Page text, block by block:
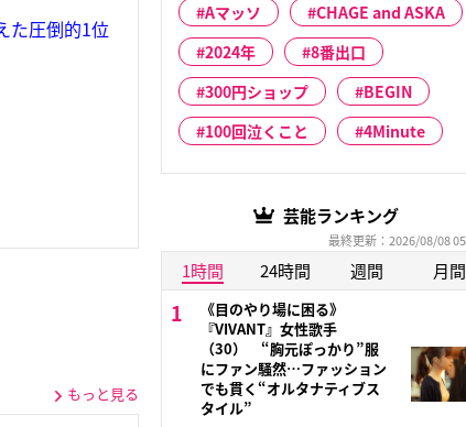
た圧倒的1位
もっと見る
Aマッソ
CHAGE and ASKA
2024年
8番出口
300円ショップ
BEGIN
100回泣くこと
4Minute
芸能ランキング
最終更新：2026/08/08
1時間 24時間 週間 月間
《目のやり場に困る》
『VIVANT』女性歌手
（30） “胸元ぽっかり”服
にファン騒然…ファッション
でも貫く“オルタナティブス
タイル”